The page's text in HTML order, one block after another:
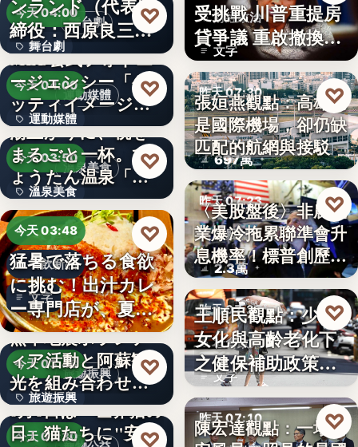
舞台劇
今天 04:00
舞台劇
文字
ンランド（代表取
締役：西原良三）
特別協賛…
♡
運動媒體
今天 04:00
運動媒體
2,430
MLB公式フォトエ
ージェンシー「ゲ
ッティイメージ
ズ」五十…
♡
溫泉美食
今天 03:50
溫泉美食
14年
湯上がりに、桃を
まるごと一杯。ひ
ょうたん温泉「飲
泉堂」、…
♡
今天 03:48
餐飲新品
文字
猛暑で落ちる食欲
に挑む！出汁カレ
ー専門店が、夏限
定「無限…
♡
旅遊振興
今天 03:48
旅遊振興
2
熊本地震ボランテ
ィア活動と阿蘇観
光を組み合わせた
「ボラン…
♡
今天 03:30
8月8日は「世界猫の
日」猫たちに"安全
♡
財經政治
文字
受挑戰 川普重提房
貸爭議 重啟撤換庫
克程…
昨天 07:30
航空政策
697萬
張姮燕觀點：高雄已
是國際機場，卻仍缺
匹配的航網與接駁
♡
昨天 07:23
美股財經
2.3萬
〈美股盤後〉非農就
業爆冷拖累聯準會升
息機率！標普創歷史
新…
♡
昨天 07:20
社會政策
文字
王順民觀點：少子
女化與高齡老化下
之健保補助政策的
解構、重…
♡
昨天 07:10
陳宏達觀點：一場食
♡